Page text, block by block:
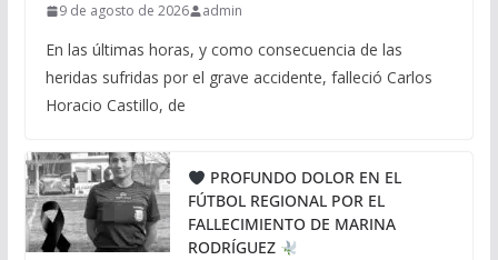
9 de agosto de 2026 admin
En las últimas horas, y como consecuencia de las
heridas sufridas por el grave accidente, falleció Carlos
Horacio Castillo, de
PROFUNDO DOLOR EN EL
FÚTBOL REGIONAL POR EL
FALLECIMIENTO DE MARINA
RODRÍGUEZ